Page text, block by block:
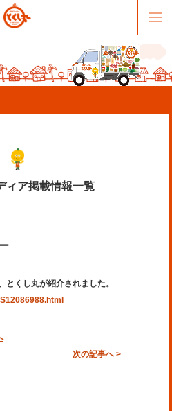
会社概要
ィア掲載情報一覧
くし丸が紹介されました。
次の記事へ >